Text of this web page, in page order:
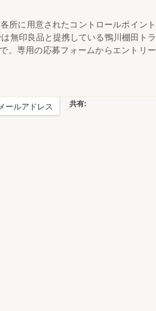
所に用意されたコントロールポイント
無印良品と提携している鴨川棚田トラ
。専用の応募フォームからエントリー
共有:
ールアドレス